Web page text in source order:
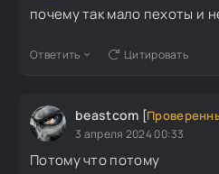
почему так мало пехоты и
Ответить Цитировать
beastcom [
3 апреля 2024 00:33
Потому что потому